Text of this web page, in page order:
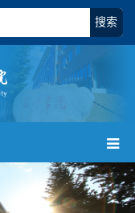
搜索